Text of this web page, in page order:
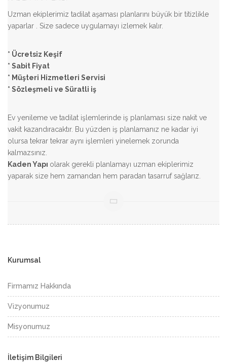
Uzman ekiplerimiz tadilat aşaması planlarını büyük bir titizlikle
yaparlar . Size sadece uygulamayı izlemek kalır.
* Ücretsiz Keşif
* Sabit Fiyat
* Müşteri Hizmetleri Servisi
* Sözleşmeli ve Süratli iş
Ev yenileme ve tadilat işlemlerinde iş planlaması size nakit ve
vakit kazandıracaktır. Bu yüzden iş planlamanız ne kadar iyi
olursa tekrar tekrar aynı işlemleri yinelemek zorunda
kalmazsınız.
Kaden Yapı olarak gerekli planlamayı uzman ekiplerimiz
yaparak size hem zamandan hem paradan tasarruf sağlarız.
Kurumsal
Firmamız Hakkında
Vizyonumuz
Misyonumuz
İletişim Bilgileri